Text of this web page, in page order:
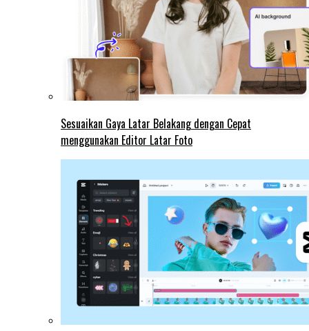
Sesuaikan Gaya Latar Belakang dengan Cepat
menggunakan Editor Latar Foto